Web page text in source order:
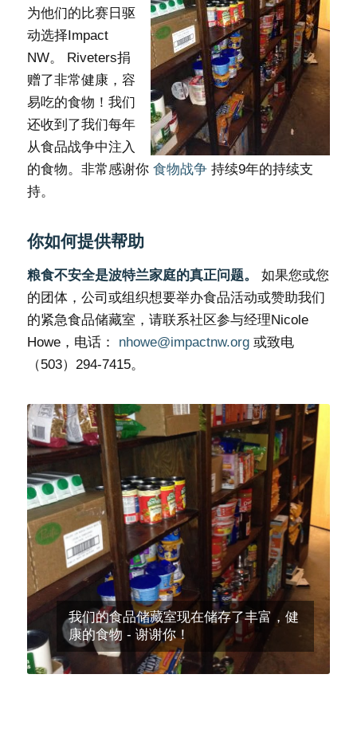
为他们的比赛日驱
动选择Impact
NW。 Riveters捐
赠了非常健康，容
易吃的食物！我们
还收到了我们每年
从食品战争中注入
的食物。非常感谢你 食物战争持续9年的持续支
持。
你如何提供帮助
粮食不安全是波特兰家庭的真正问题。
如果您或您
的团体，公司或组织想要举办食品活动或赞助我们
的紧急食品储藏室，请联系社区参与经理Nicole
Howe，电话： nhowe@impactnw.org或致电
（503）294-7415。
我们的食品储藏室现在储存了丰富，健
康的食物 - 谢谢你！